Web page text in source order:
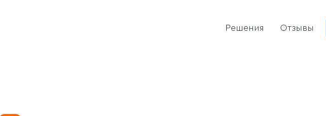
Решения Отзывы